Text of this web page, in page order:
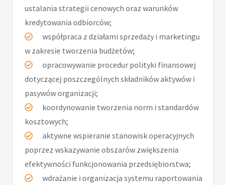
ustalania strategii cenowych oraz warunków
kredytowania odbiorców;
współpraca z działami sprzedaży i marketingu
w zakresie tworzenia budżetów;
opracowywanie procedur polityki finansowej
dotyczącej poszczególnych składników aktywów i
pasywów organizacji;
koordynowanie tworzenia norm i standardów
kosztowych;
aktywne wspieranie stanowisk operacyjnych
poprzez wskazywanie obszarów zwiększenia
efektywności funkcjonowania przedsiębiorstwa;
wdrażanie i organizacja systemu raportowania